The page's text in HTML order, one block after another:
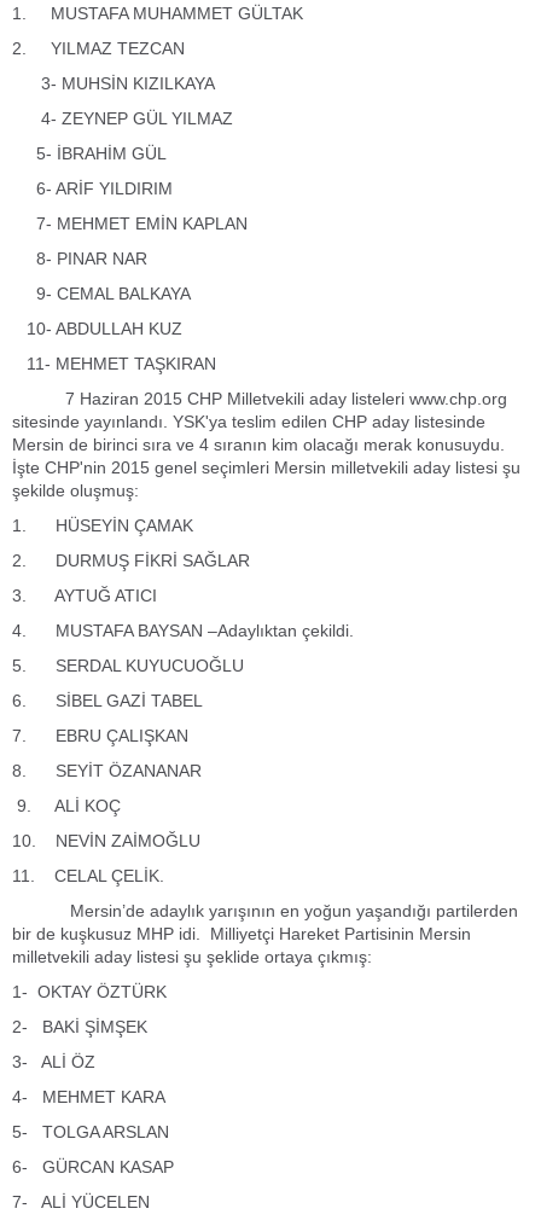
1. MUSTAFA MUHAMMET GÜLTAK
2. YILMAZ TEZCAN
3- MUHSİN KIZILKAYA
4- ZEYNEP GÜL YILMAZ
5- İBRAHİM GÜL
6- ARİF YILDIRIM
7- MEHMET EMİN KAPLAN
8- PINAR NAR
9- CEMAL BALKAYA
10- ABDULLAH KUZ
11- MEHMET TAŞKIRAN
7 Haziran 2015 CHP Milletvekili aday listeleri www.chp.org
sitesinde yayınlandı. YSK'ya teslim edilen CHP aday listesinde
Mersin de birinci sıra ve 4 sıranın kim olacağı merak konusuydu.
İşte CHP'nin 2015 genel seçimleri Mersin milletvekili aday listesi şu
şekilde oluşmuş:
1. HÜSEYİN ÇAMAK
2. DURMUŞ FİKRİ SAĞLAR
3. AYTUĞ ATICI
4. MUSTAFA BAYSAN –Adaylıktan çekildi.
5. SERDAL KUYUCUOĞLU
6. SİBEL GAZİ TABEL
7. EBRU ÇALIŞKAN
8. SEYİT ÖZANANAR
9. ALİ KOÇ
10. NEVİN ZAİMOĞLU
11. CELAL ÇELİK.
Mersin’de adaylık yarışının en yoğun yaşandığı partilerden
bir de kuşkusuz MHP idi. Milliyetçi Hareket Partisinin Mersin
milletvekili aday listesi şu şeklide ortaya çıkmış:
1- OKTAY ÖZTÜRK
2- BAKİ ŞİMŞEK
3- ALİ ÖZ
4- MEHMET KARA
5- TOLGA ARSLAN
6- GÜRCAN KASAP
7- ALİ YÜCELEN